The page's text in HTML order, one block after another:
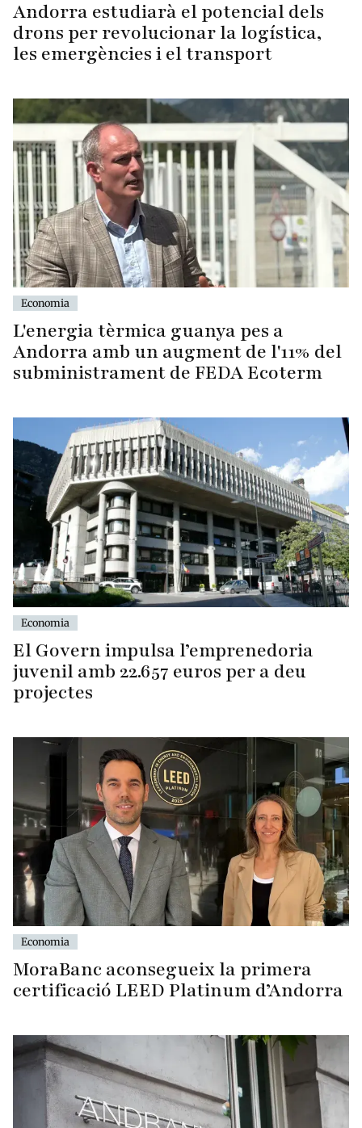
Andorra estudiarà el potencial dels
drons per revolucionar la logística,
les emergències i el transport
Economia
L'energia tèrmica guanya pes a
Andorra amb un augment de l'11% del
subministrament de FEDA Ecoterm
Economia
El Govern impulsa l’emprenedoria
juvenil amb 22.657 euros per a deu
projectes
Economia
MoraBanc aconsegueix la primera
certificació LEED Platinum d’Andorra